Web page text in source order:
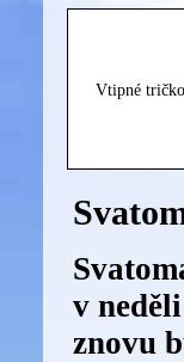
Vtipné
v
znovu